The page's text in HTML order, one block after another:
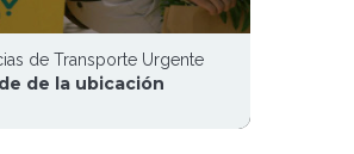
de Transporte Urgente
de la ubicación